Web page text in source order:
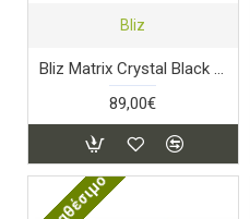
Bliz
Bliz Matrix Crystal Black - Black Lens
89,00€